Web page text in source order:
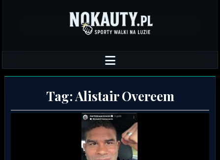
Tag:Alistair Overeem